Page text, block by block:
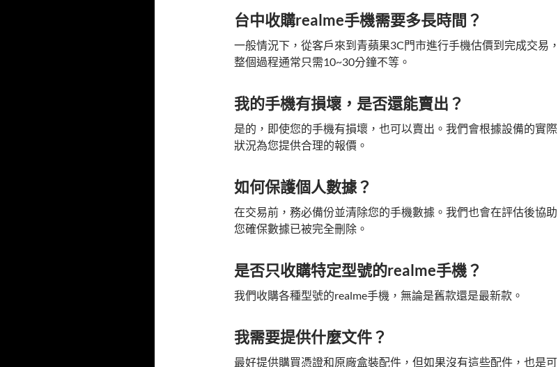
台中收購realme手機需要多長時間？
一般情況下，從客戶來到青蘋果3C門市進行手機估價到完成交易，
整個過程通常只需10~30分鐘不等。
我的手機有損壞，是否還能賣出？
是的，即使您的手機有損壞，也可以賣出。我們會根據設備的實際
狀況為您提供合理的報價。
如何保護個人數據？
在交易前，務必備份並清除您的手機數據。我們也會在評估後協助
您確保數據已被完全刪除。
是否只收購特定型號的realme手機？
我們收購各種型號的realme手機，無論是舊款還是最新款。
我需要提供什麼文件？
最好提供購買憑證和原廠盒裝配件，但如果沒有這些配件，也是可